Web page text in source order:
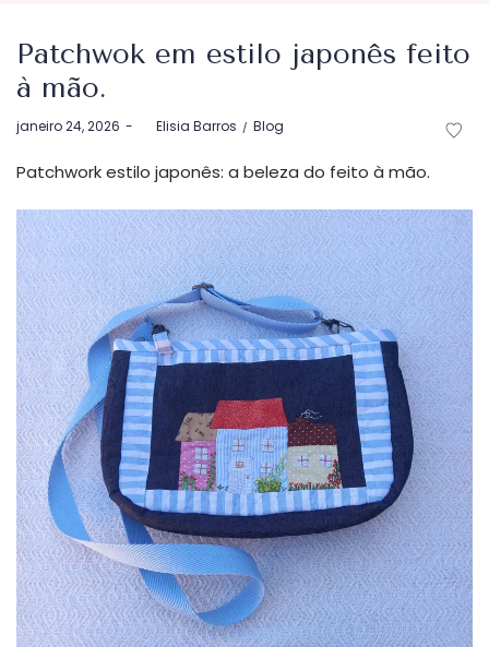
Patchwok em estilo japonês feito
à mão.
Postado
janeiro 24, 2026 byElisia Barros
Postado
Blog
Patchwork estilo japonês: a beleza do feito à mão.